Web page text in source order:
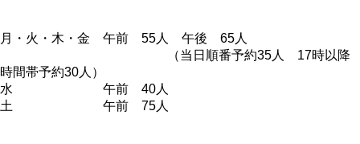
月・火・木・金 午前 55人 午後 65人
（当日順番予約35人 17時以降
時間帯予約30人）
水 午前 40人
土 午前 75人